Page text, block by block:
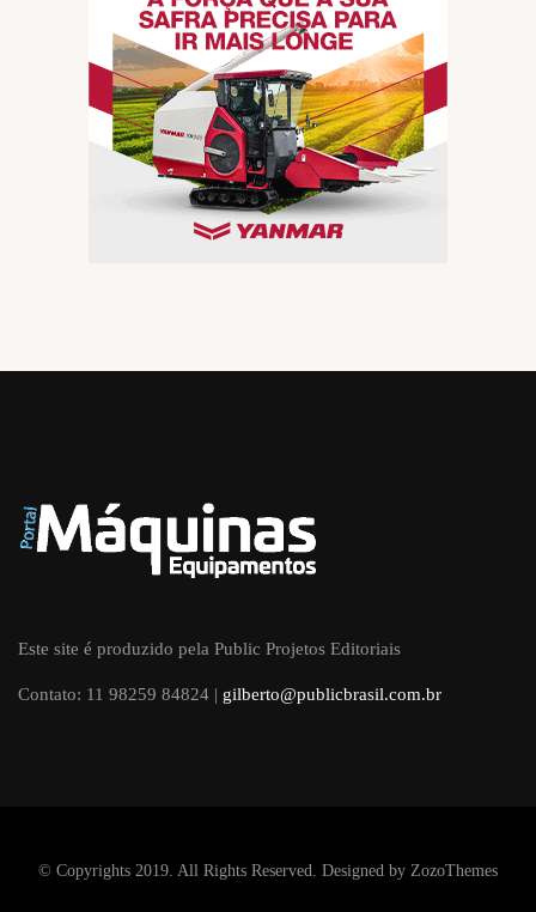
Este site é produzido pela Public Projetos Editoriais
Contato: 11 98259 84824 | gilberto@publicbrasil.com.br
© Copyrights 2019. All Rights Reserved. Designed by ZozoThemes